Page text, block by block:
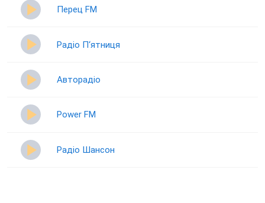
Перец FM
Радіо П‘ятниця
Авторадіо
Power FM
Радіо Шансон